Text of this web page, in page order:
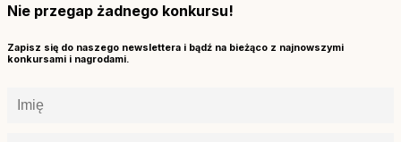
Nie przegap żadnego konkursu!
Zapisz się do naszego newslettera i bądź na bieżąco z najnowszymi
konkursami i nagrodami.